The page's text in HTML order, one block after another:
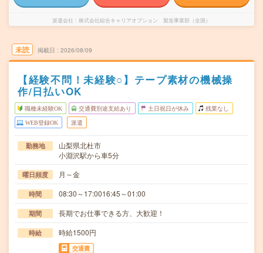
派遣会社 株式会社綜合キャリアオプション 製造事業部（全国）
未読 掲載日 2026/08/09
【経験不問！未経験○】テープ素材の機械操
作/日払いOK
職種未経験OK 交通費別途支給あり 土日祝日が休み 残業なし
WEB登録OK 派遣
勤務地
山梨県北杜市
小淵沢駅から車5分
曜日頻度 月～金
時間 08:30～17:0016:45～01:00
期間 長期でお仕事できる方、大歓迎！
時給 時給1500円
交通費